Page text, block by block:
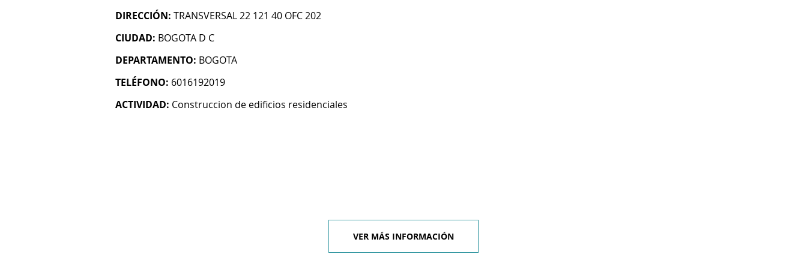
DIRECCIÓN: TRANSVERSAL 22 121 40 OFC 202
CIUDAD: BOGOTA D C
DEPARTAMENTO: BOGOTA
TELÉFONO: 6016192019
ACTIVIDAD: Construccion de edificios residenciales
VER MÁS INFORMACIÓN